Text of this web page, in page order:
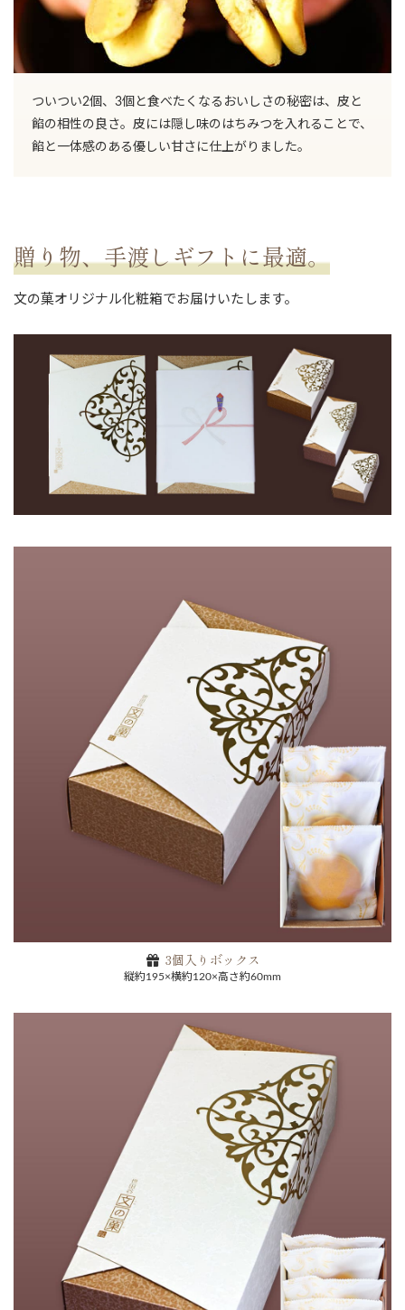
ついつい2個、3個と食べたくなるおいしさの秘密は、皮と
餡の相性の良さ。皮には隠し味のはちみつを入れることで、
餡と一体感のある優しい甘さに仕上がりました。
贈り物、手渡しギフトに最適。
文の菓オリジナル化粧箱でお届けいたします。
3個入りボックス
縦約195×横約120×高さ約60mm
ご注文手続きに進む